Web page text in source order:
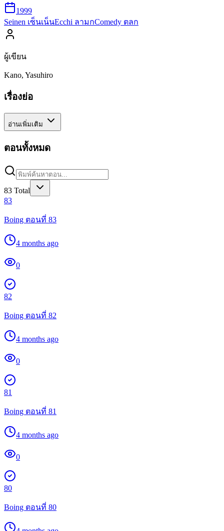
1999
Seinen เซ็นเน็นEcchi ลามกComedy ตลก
ผู้เขียน
Kano, Yasuhiro
เรื่องย่อ
อ่านเพิ่มเติม
ตอนทั้งหมด
83 Total
83
Boing ตอนที่ 83
4 months ago
0
82
Boing ตอนที่ 82
4 months ago
0
81
Boing ตอนที่ 81
4 months ago
0
80
Boing ตอนที่ 80